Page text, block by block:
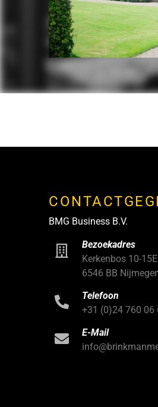
BMG Business B.V.
Bezoekadres
Kerkenbos 10-15E
6546 BB
Telefoon
+31 (0)24 760 06
E-Mail